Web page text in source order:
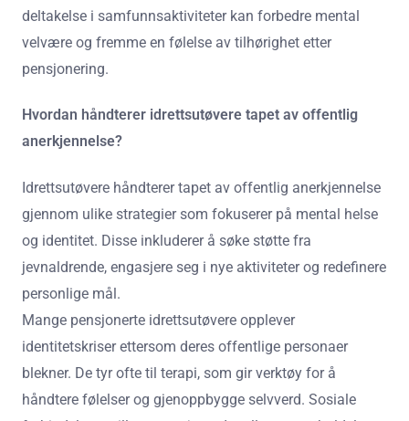
deltakelse i samfunnsaktiviteter kan forbedre mental
velvære og fremme en følelse av tilhørighet etter
pensjonering.
Hvordan håndterer idrettsutøvere tapet av offentlig
anerkjennelse?
Idrettsutøvere håndterer tapet av offentlig anerkjennelse
gjennom ulike strategier som fokuserer på mental helse
og identitet. Disse inkluderer å søke støtte fra
jevnaldrende, engasjere seg i nye aktiviteter og redefinere
personlige mål.
Mange pensjonerte idrettsutøvere opplever
identitetskriser ettersom deres offentlige personaer
blekner. De tyr ofte til terapi, som gir verktøy for å
håndtere følelser og gjenoppbygge selvverd. Sosiale